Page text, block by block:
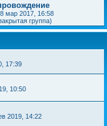
мар 2017, 16:58
группа)
17:39
10:50
2019, 14:22